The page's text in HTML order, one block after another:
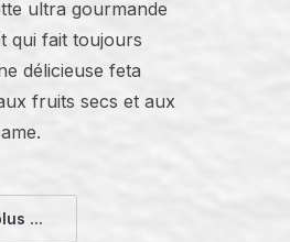
ultra gourmande
qui fait toujours
délicieuse feta
fruits secs et aux
...